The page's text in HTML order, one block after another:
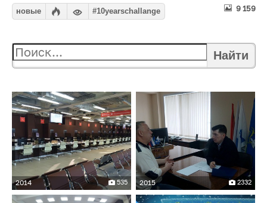
9 159
новые #10yearschallange
Найти
535
2014 2332
2015